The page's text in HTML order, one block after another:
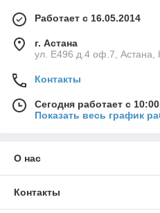
Работает с 16.05.2014
г. Астана
ул. Е496 д.4 оф.7, Астана,
Контакты
Сегодня работает с
Показать весь график
О нас
Контакты